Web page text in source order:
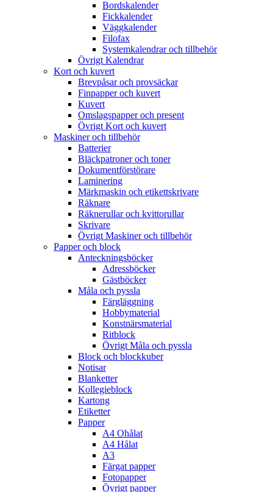
Bordskalender
Fickkalender
Väggkalender
Filofax
Systemkalendrar och tillbehör
Övrigt Kalendrar
Kort och kuvert
Brevpåsar och provsäckar
Finpapper och kuvert
Kuvert
Omslagspapper och present
Övrigt Kort och kuvert
Maskiner och tillbehör
Batterier
Bläckpatroner och toner
Dokumentförstörare
Laminering
Märkmaskin och etikettskrivare
Räknare
Räknerullar och kvittorullar
Skrivare
Övrigt Maskiner och tillbehör
Papper och block
Anteckningsböcker
Adressböcker
Gästböcker
Måla och pyssla
Färgläggning
Hobbymaterial
Konstnärsmaterial
Ritblock
Övrigt Måla och pyssla
Block och blockkuber
Notisar
Blanketter
Kollegieblock
Kartong
Etiketter
Papper
A4 Ohålat
A4 Hålat
A3
Färgat papper
Fotopapper
Övrigt papper